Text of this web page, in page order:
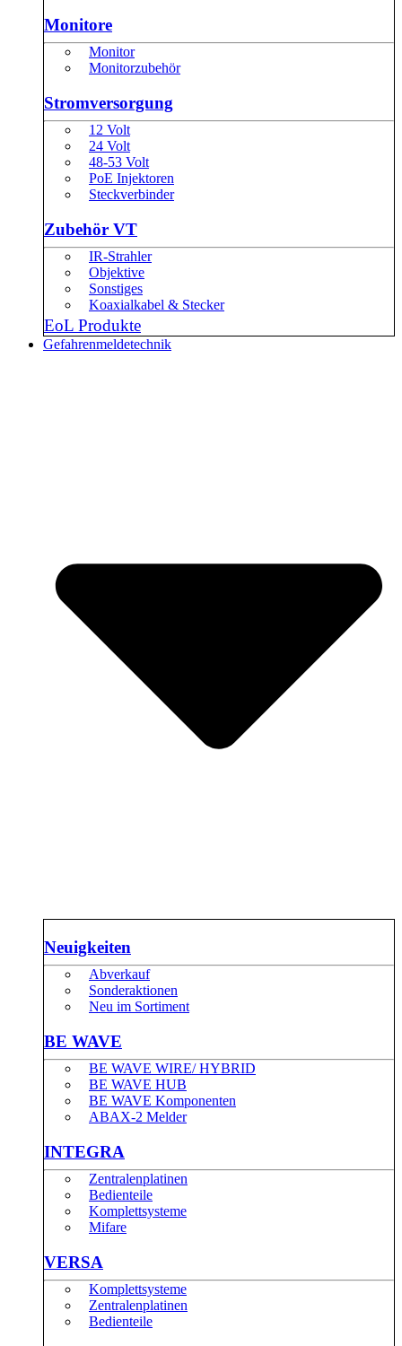
Monitore
Monitor
Monitorzubehör
Stromversorgung
12 Volt
24 Volt
48-53 Volt
PoE Injektoren
Steckverbinder
Zubehör VT
IR-Strahler
Objektive
Sonstiges
Koaxialkabel & Stecker
EoL Produkte
Gefahrenmeldetechnik
Neuigkeiten
Abverkauf
Sonderaktionen
Neu im Sortiment
BE WAVE
BE WAVE WIRE/ HYBRID
BE WAVE HUB
BE WAVE Komponenten
ABAX-2 Melder
INTEGRA
Zentralenplatinen
Bedienteile
Komplettsysteme
Mifare
VERSA
Komplettsysteme
Zentralenplatinen
Bedienteile